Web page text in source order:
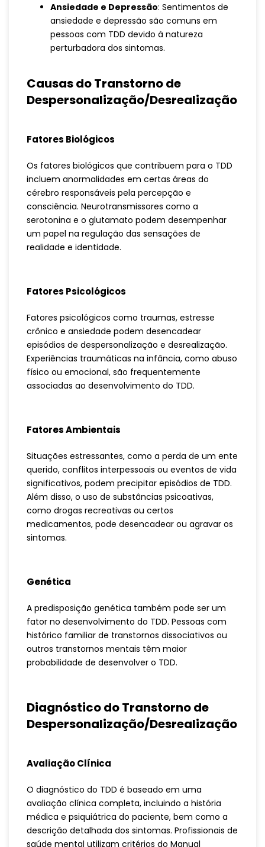
Ansiedade e Depressão: Sentimentos de
ansiedade e depressão são comuns em
pessoas com TDD devido à natureza
perturbadora dos sintomas.
Causas do Transtorno de
Despersonalização/Desrealização
Fatores Biológicos
Os fatores biológicos que contribuem para o TDD
incluem anormalidades em certas áreas do
cérebro responsáveis pela percepção e
consciência. Neurotransmissores como a
serotonina e o glutamato podem desempenhar
um papel na regulação das sensações de
realidade e identidade.
Fatores Psicológicos
Fatores psicológicos como traumas, estresse
crônico e ansiedade podem desencadear
episódios de despersonalização e desrealização.
Experiências traumáticas na infância, como abuso
físico ou emocional, são frequentemente
associadas ao desenvolvimento do TDD.
Fatores Ambientais
Situações estressantes, como a perda de um ente
querido, conflitos interpessoais ou eventos de vida
significativos, podem precipitar episódios de TDD.
Além disso, o uso de substâncias psicoativas,
como drogas recreativas ou certos
medicamentos, pode desencadear ou agravar os
sintomas.
Genética
A predisposição genética também pode ser um
fator no desenvolvimento do TDD. Pessoas com
histórico familiar de transtornos dissociativos ou
outros transtornos mentais têm maior
probabilidade de desenvolver o TDD.
Diagnóstico do Transtorno de
Despersonalização/Desrealização
Avaliação Clínica
O diagnóstico do TDD é baseado em uma
avaliação clínica completa, incluindo a história
médica e psiquiátrica do paciente, bem como a
descrição detalhada dos sintomas. Profissionais de
saúde mental utilizam critérios do Manual